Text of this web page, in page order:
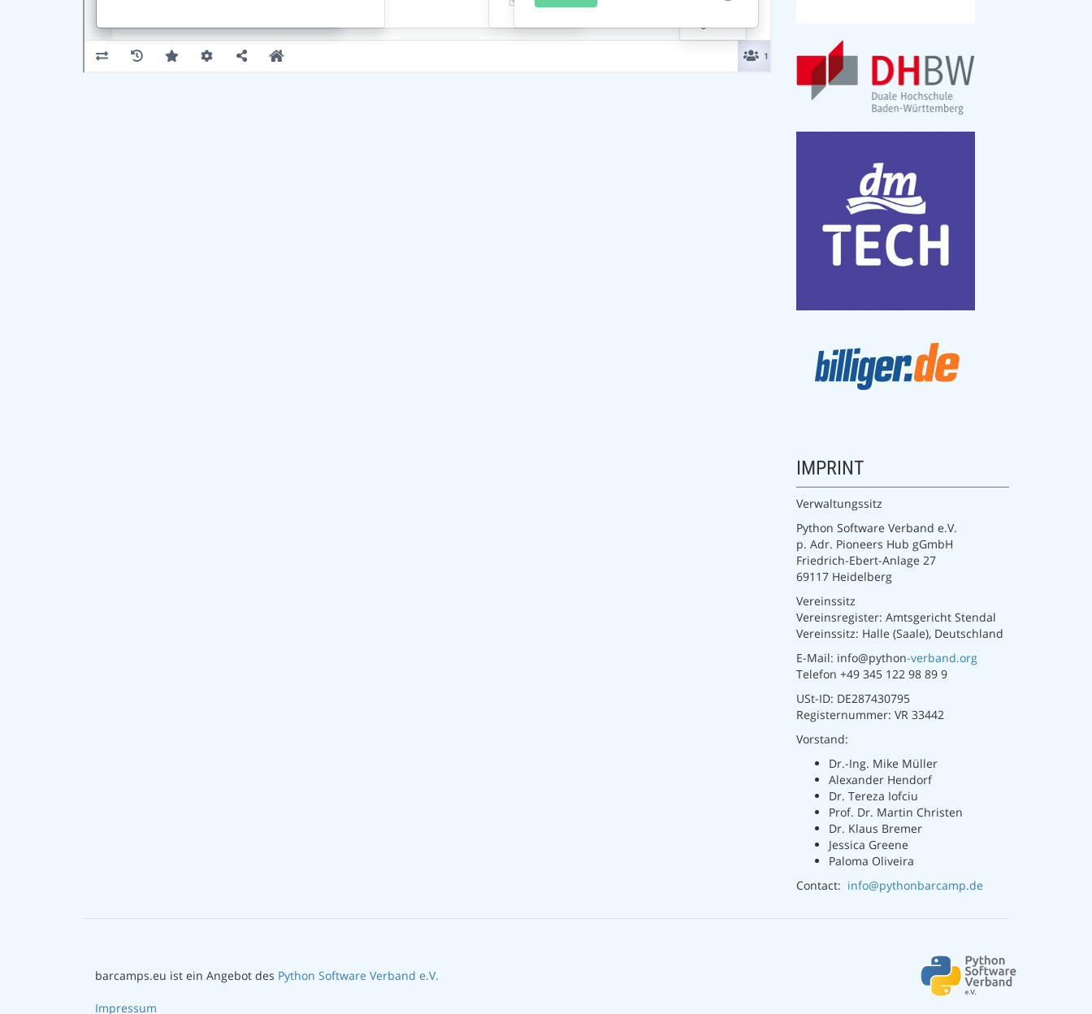
IMPRINT
Verwaltungssitz
Python Software Verband e.V.
p. Adr. Pioneers Hub gGmbH
Friedrich-Ebert-Anlage 27
69117 Heidelberg
Vereinssitz
Vereinsregister: Amtsgericht Stendal
Vereinssitz: Halle (Saale), Deutschland
E-Mail: info@python-verband.org
Telefon +49 345 122 98 89 9
USt-ID: DE287430795
Registernummer: VR 33442
Vorstand:
Dr.-Ing. Mike Müller
Alexander Hendorf
Dr. Tereza Iofciu
Prof. Dr. Martin Christen
Dr. Klaus Bremer
Jessica Greene
Paloma Oliveira
Contact: info@pythonbarcamp.de
barcamps.eu ist ein Angebot des Python Software Verband e.V.
Impressum